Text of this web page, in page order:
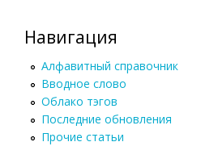
Навигация
Алфавитный справочник
Вводное слово
Облако тэгов
Последние обновления
Прочие статьи